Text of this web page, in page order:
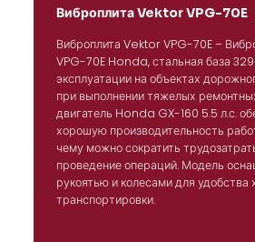
Виброплита Vektor VPG-70E
Виброплита Vektor VPG-70E –
VPG-70E Honda, стальная база
эксплуатации на объектах
при выполнении тяжелых
двигатель Honda GX-160 5.5 л.с.
хорошую производительность
чему можно сократить
проведение операций. Модель
рукоятью и колесами для удобства
транспортировки.